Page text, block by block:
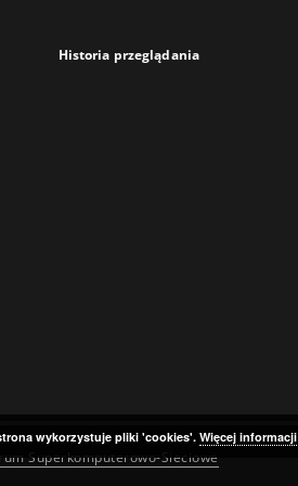
Historia przeglądania
Superkomputerowo-Sieciowe
wykorzystuje pliki 'cookies'.Więcej informacji